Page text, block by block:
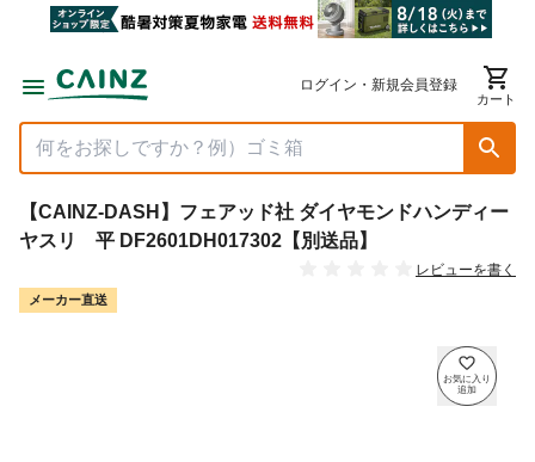
ログイン・新規会員登録
カート
【CAINZ-DASH】フェアッド社 ダイヤモンドハンディー
ヤスリ 平 DF2601DH017302【別送品】
レビューを書く
メーカー直送